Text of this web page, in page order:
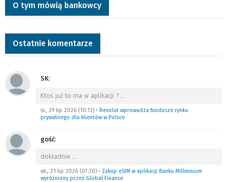
O tym mówią bankowcy
Ostatnie komentarze
SK:
Ktoś już to ma w aplikacji ? …
śr., 29 lip 2026 (10:13) • Revolut wprowadza fundusze rynku
prywatnego dla klientów w Polsce
gość:
dokładnie …
wt., 21 lip 2026 (07:30) • Zakup eSIM w aplikacji Banku Millennium
wyróżniony przez Global Finance